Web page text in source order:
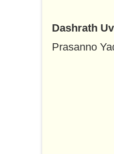
Dashrath
Prasanno